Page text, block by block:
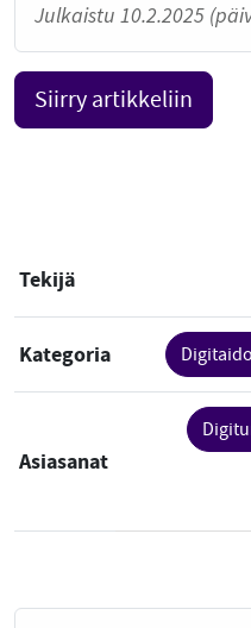
Julkaistu 10.2.2025
Siirry artikkeliin
Tekijä
Kategoria
Asiasanat